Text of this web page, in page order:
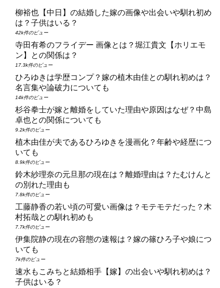
柳裕也【中日】の結婚した嫁の画像や出会いや馴れ初め
は？子供はいる？
42k件のビュー
寺田有希のフライデー 画像とは？堀江貴文【ホリエモ
ン】との関係は？
17.3k件のビュー
ひろゆきは学歴コンプ？嫁の植木由佳との馴れ初めは？
名言集や論破力についても
14k件のビュー
杉谷拳士が嫁と離婚をしていた理由や原因はなぜ？中島
卓也との関係についても
9.2k件のビュー
植木由佳が夫であるひろゆきを漫画化？年齢や経歴につ
いても
8.9k件のビュー
鈴木紗理奈の元旦那の現在は？離婚理由は？たむけんと
の別れた理由も
7.8k件のビュー
工藤静香の若い頃の可愛い画像は？モテモテだった？木
村拓哉との馴れ初めも
7.7k件のビュー
伊集院静の現在の容態の速報は？嫁の篠ひろ子や娘につ
いても
7k件のビュー
速水もこみちと結婚相手【嫁】の出会いや馴れ初めは？
子供はいる？